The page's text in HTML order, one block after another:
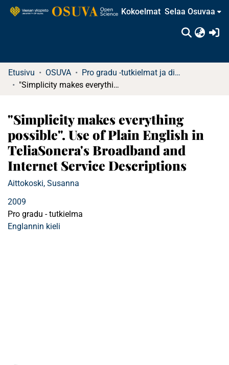
Kokoelmat Selaa Osuvaa
Etusivu OSUVA
Pro gradu -tutkielmat ja diplomityöt (rajattu saatavuus)
"Simplicity makes everything possible". Use of Plain English in TeliaSonera's Broadband and Internet Service Descriptions
"Simplicity makes everything
possible". Use of Plain English in
TeliaSonera's Broadband and
Internet Service Descriptions
Aittokoski, Susanna
2009
Pro gradu - tutkielma
Englannin kieli